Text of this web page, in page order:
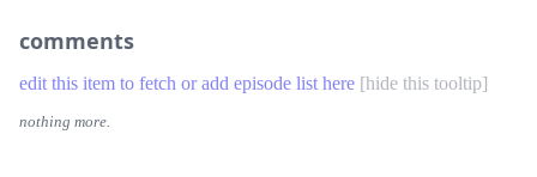
comments
edit this item to fetch or add episode list here [hide this tooltip]
nothing more.